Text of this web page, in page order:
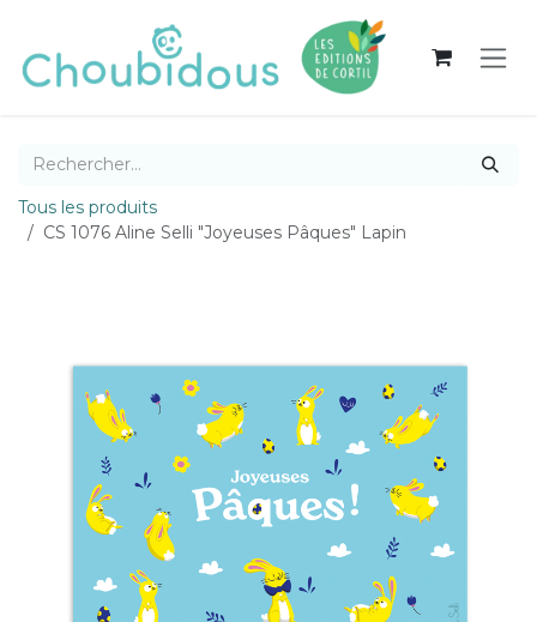
Tous les produits
CS 1076 Aline Selli "Joyeuses Pâques" Lapin